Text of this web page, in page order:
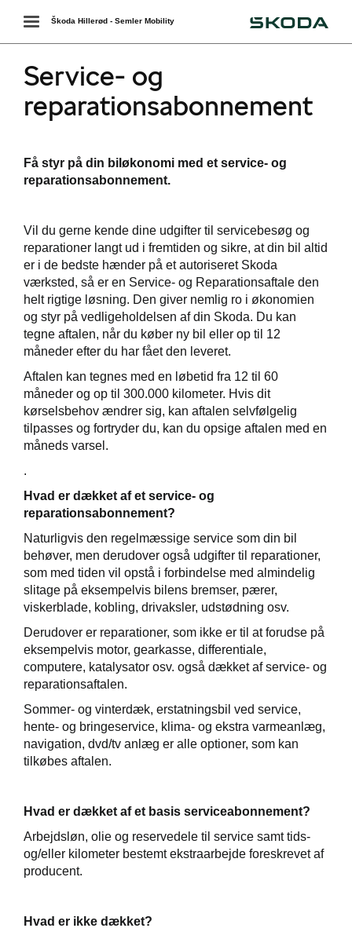
Toggle
navigation
Škoda Hillerød - Semler Mobility
Service- og
reparationsabonnement
Få styr på din biløkonomi med et service- og
reparationsabonnement.
Vil du gerne kende dine udgifter til servicebesøg og
reparationer langt ud i fremtiden og sikre, at din bil altid
er i de bedste hænder på et autoriseret Skoda
værksted, så er en Service- og Reparationsaftale den
helt rigtige løsning. Den giver nemlig ro i økonomien
og styr på vedligeholdelsen af din Skoda. Du kan
tegne aftalen, når du køber ny bil eller op til 12
måneder efter du har fået den leveret.
Aftalen kan tegnes med en løbetid fra 12 til 60
måneder og op til 300.000 kilometer. Hvis dit
kørselsbehov ændrer sig, kan aftalen selvfølgelig
tilpasses og fortryder du, kan du opsige aftalen med en
måneds varsel.
.
Hvad er dækket af et service- og
reparationsabonnement?
Naturligvis den regelmæssige service som din bil
behøver, men derudover også udgifter til reparationer,
som med tiden vil opstå i forbindelse med almindelig
slitage på eksempelvis bilens bremser, pærer,
viskerblade, kobling, drivaksler, udstødning osv.
Derudover er reparationer, som ikke er til at forudse på
eksempelvis motor, gearkasse, differentiale,
computere, katalysator osv. også dækket af service- og
reparationsaftalen.
Sommer- og vinterdæk, erstatningsbil ved service,
hente- og bringeservice, klima- og ekstra varmeanlæg,
navigation, dvd/tv anlæg er alle optioner, som kan
tilkøbes aftalen.
Hvad er dækket af et basis serviceabonnement?
Arbejdsløn, olie og reservedele til service samt tids-
og/eller kilometer bestemt ekstraarbejde foreskrevet af
producent.
Hvad er ikke dækket?